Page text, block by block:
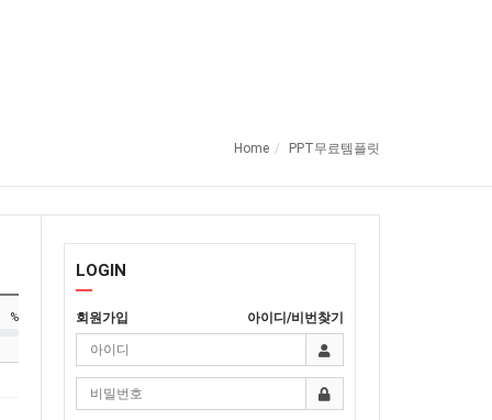
Home PPT무료템플릿
%
LOGIN
회원가입 아이디/비번찾기